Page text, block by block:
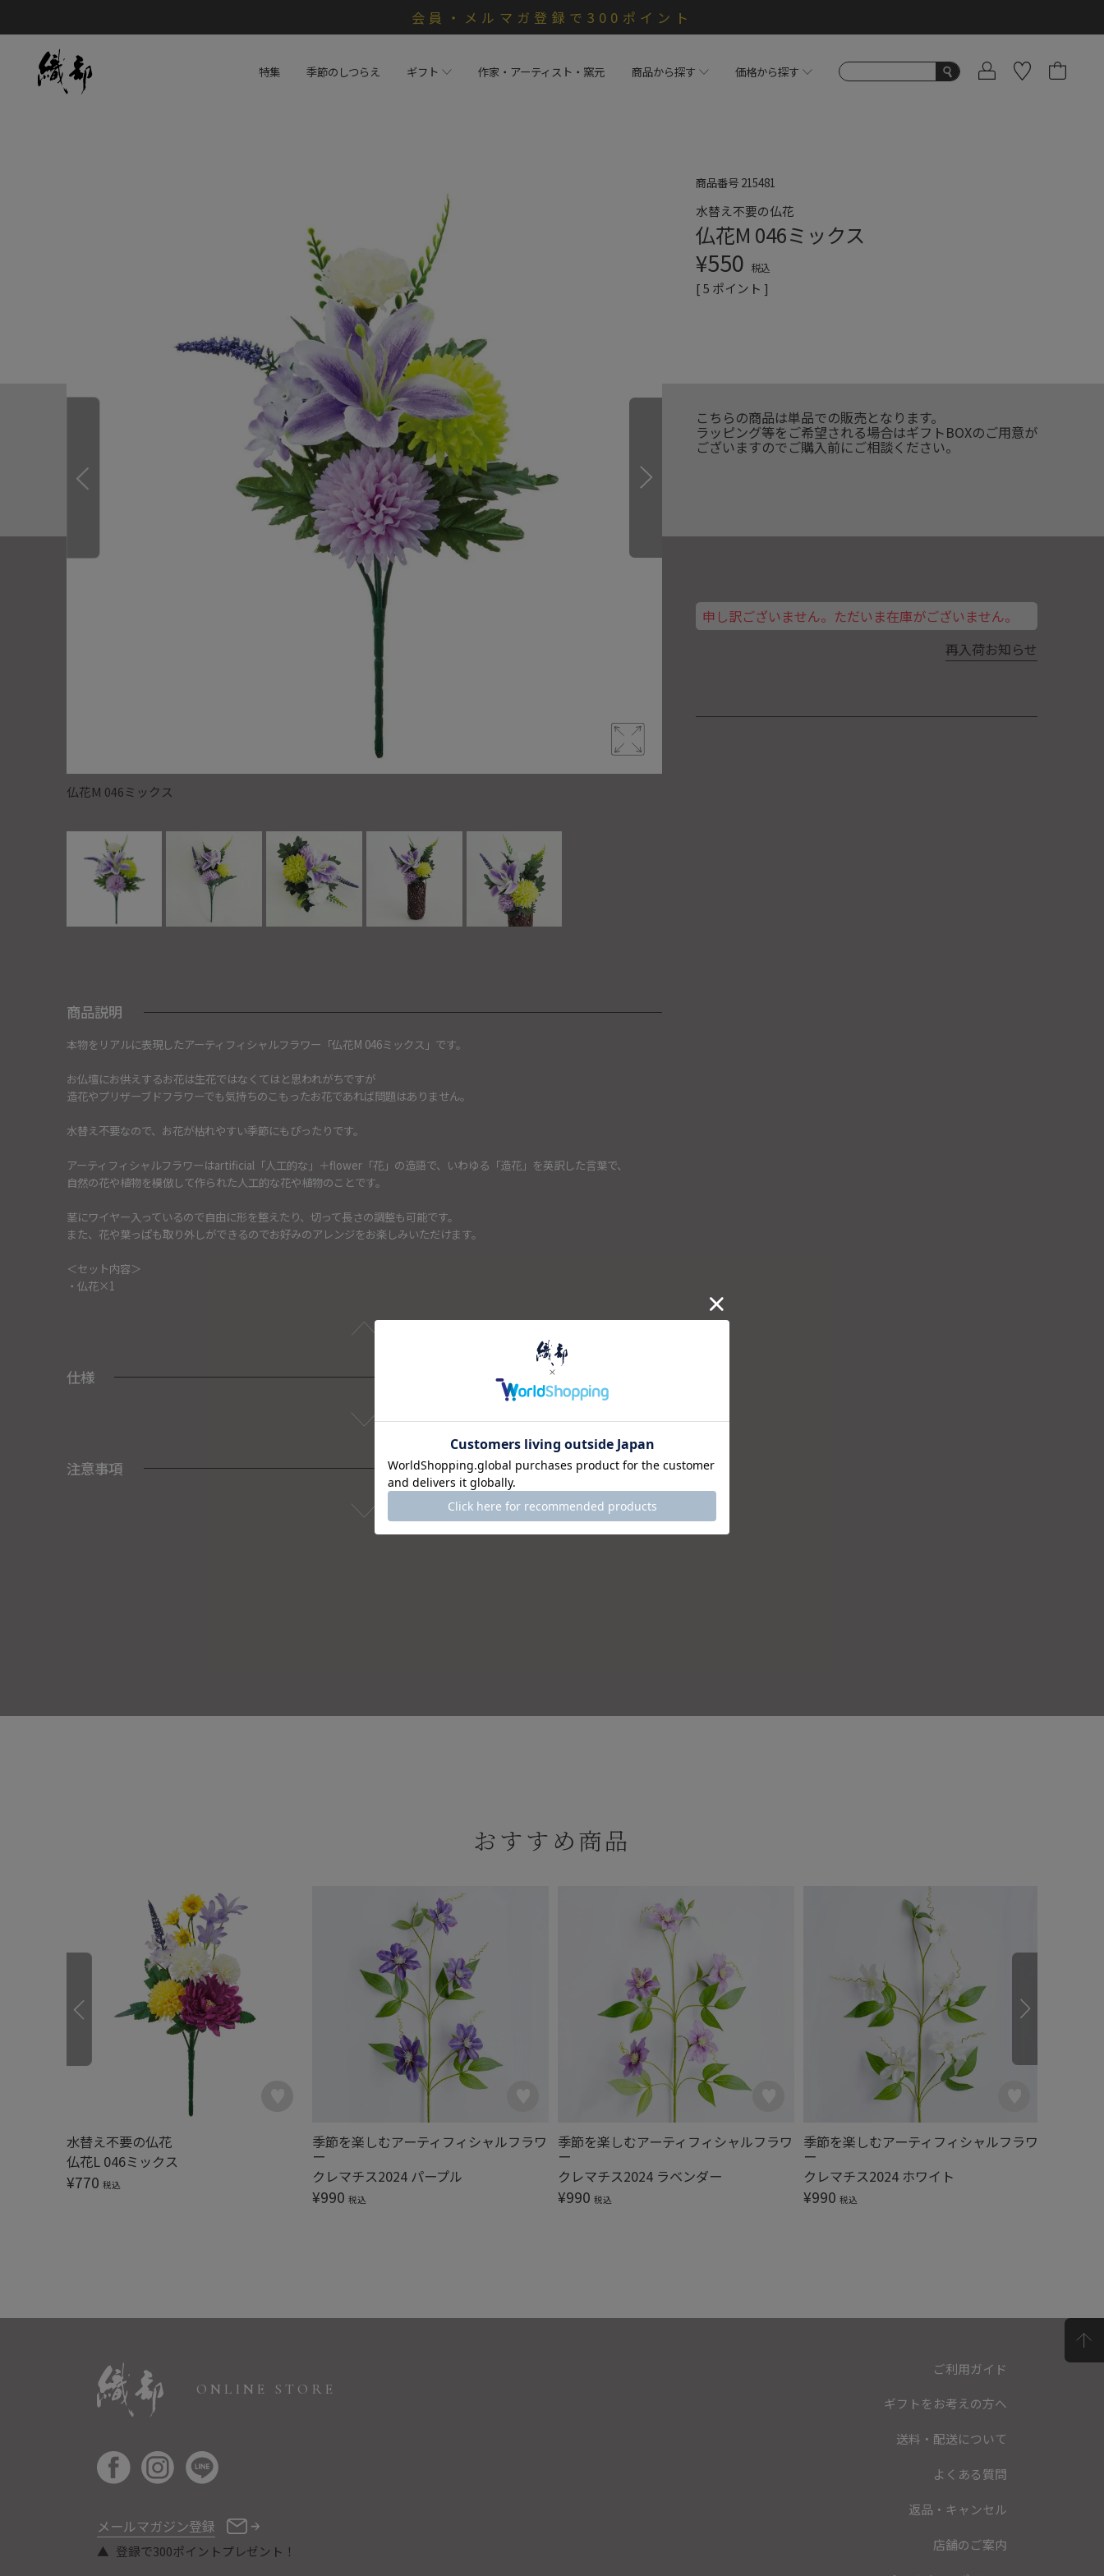
会員・メルマガ登録で300ポイント
特集 季節のしつらえ ギフト 作家・アーティスト・窯元 商品から探す 価格から探す
仏花M 046ミックス
商品説明
本物をリアルに表現したアーティフィシャルフラワー「仏花M 046ミックス」です。
お仏壇にお供えするお花は生花ではなくてはと思われがちですが
造花やプリザーブドフラワーでも気持ちのこもったお花であれば問題はありません。
水替え不要なので、お花が枯れやすい季節にもぴったりです。
アーティフィシャルフラワーはartificial「人工的な」＋flower「花」の造語で、いわゆる「造花」を英訳した言葉で、
自然の花や植物を模倣して作られた人工的な花や植物のことです。
茎にワイヤー入っているので自由に形を整えたり、切って長さの調整も可能です。
また、花や葉っぱも取り外しができるのでお好みのアレンジをお楽しみいただけます。
＜セット内容＞
・仏花×1
仕様
注意事項
商品番号 215481
水替え不要の仏花
仏花M 046ミックス
¥550 税込
[5 ポイント ]
こちらの商品は単品での販売となります。
ラッピング等をご希望される場合はギフトBOXのご用意が
ございますのでご購入前にご相談ください。
申し訳ございません。ただいま在庫がございません。
再入荷お知らせ
おすすめ商品
仏花L 046ミックス
¥770 税込
水替え不要の仏花
クレマチス2024 パープル
¥990 税込
季節を楽しむアーティフィシャルフラワ
ー
クレマチス2024 ラベンダー
¥990 税込
季節を楽しむアーティフィシャルフラワ
ー
クレマチス2024 ホワイト
¥990 税込
季節を楽しむアーティフィシャルフラワ
ー
ONLINE STORE
メールマガジン登録
登録で300ポイントプレゼント！
ご利用ガイド
ギフトをお考えの方へ
送料・配送について
よくある質問
返品・キャンセル
店舗のご案内